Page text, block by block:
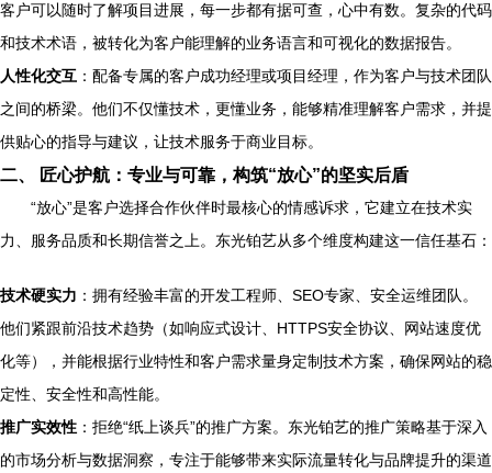
客户可以随时了解项目进展，每一步都有据可查，心中有数。复杂的代码
和技术术语，被转化为客户能理解的业务语言和可视化的数据报告。
人性化交互 ：配备专属的客户成功经理或项目经理，作为客户与技术团队
之间的桥梁。他们不仅懂技术，更懂业务，能够精准理解客户需求，并提
供贴心的指导与建议，让技术服务于商业目标。
二、 匠心护航：专业与可靠，构筑“放心”的坚实后盾
“放心”是客户选择合作伙伴时最核心的情感诉求，它建立在技术实
力、服务品质和长期信誉之上。东光铂艺从多个维度构建这一信任基石：
技术硬实力 ：拥有经验丰富的开发工程师、SEO专家、安全运维团队。
他们紧跟前沿技术趋势（如响应式设计、HTTPS安全协议、网站速度优
化等），并能根据行业特性和客户需求量身定制技术方案，确保网站的稳
定性、安全性和高性能。
推广实效性 ：拒绝“纸上谈兵”的推广方案。东光铂艺的推广策略基于深入
的市场分析与数据洞察，专注于能够带来实际流量转化与品牌提升的渠道